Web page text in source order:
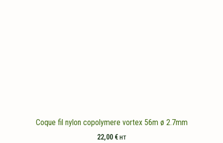
Coque fil nylon copolymere vortex 56m ø 2.7mm
22,00 € HT